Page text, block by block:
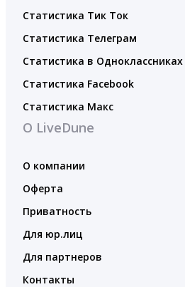
Статистика Тик Ток
Статистика Телеграм
Статистика в Одноклассниках
Статистика Facebook
Статистика Макс
О LiveDune
О компании
Оферта
Приватность
Для юр.лиц
Для партнеров
Контакты